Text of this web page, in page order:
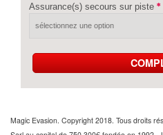
Assurance(s) secours sur piste
Magic Evasion. Copyright 2018. Tous droits